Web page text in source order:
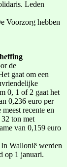
Leden
Voorzorg hebben
de
gaat om een
0, 1 of 2 gaat het
0,236 euro per
recente en
ton met
van 0,159 euro
Wallonië werden
op 1 januari.